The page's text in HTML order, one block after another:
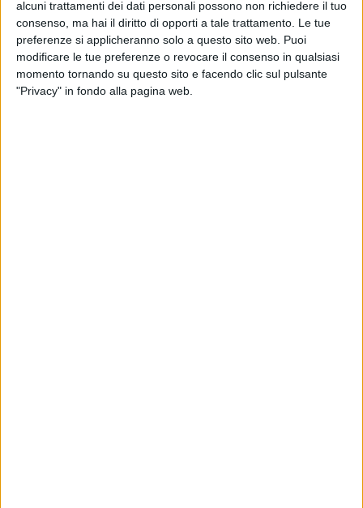
alcuni trattamenti dei dati personali possono non richiedere il tuo
consenso, ma hai il diritto di opporti a tale trattamento. Le tue
preferenze si applicheranno solo a questo sito web. Puoi
modificare le tue preferenze o revocare il consenso in qualsiasi
momento tornando su questo sito e facendo clic sul pulsante
"Privacy" in fondo alla pagina web.
di Maria de Filippi, dove i ballerini hanno
improvvisato una danza sulle note del singolo, allora
ancora "senza nome". La maestraCelentano, che è
solita indossaremaglietteconscritte significative,
ha scelto per la puntata unat-shirtche riportava
proprio le parole " Mandare tutto all'aria